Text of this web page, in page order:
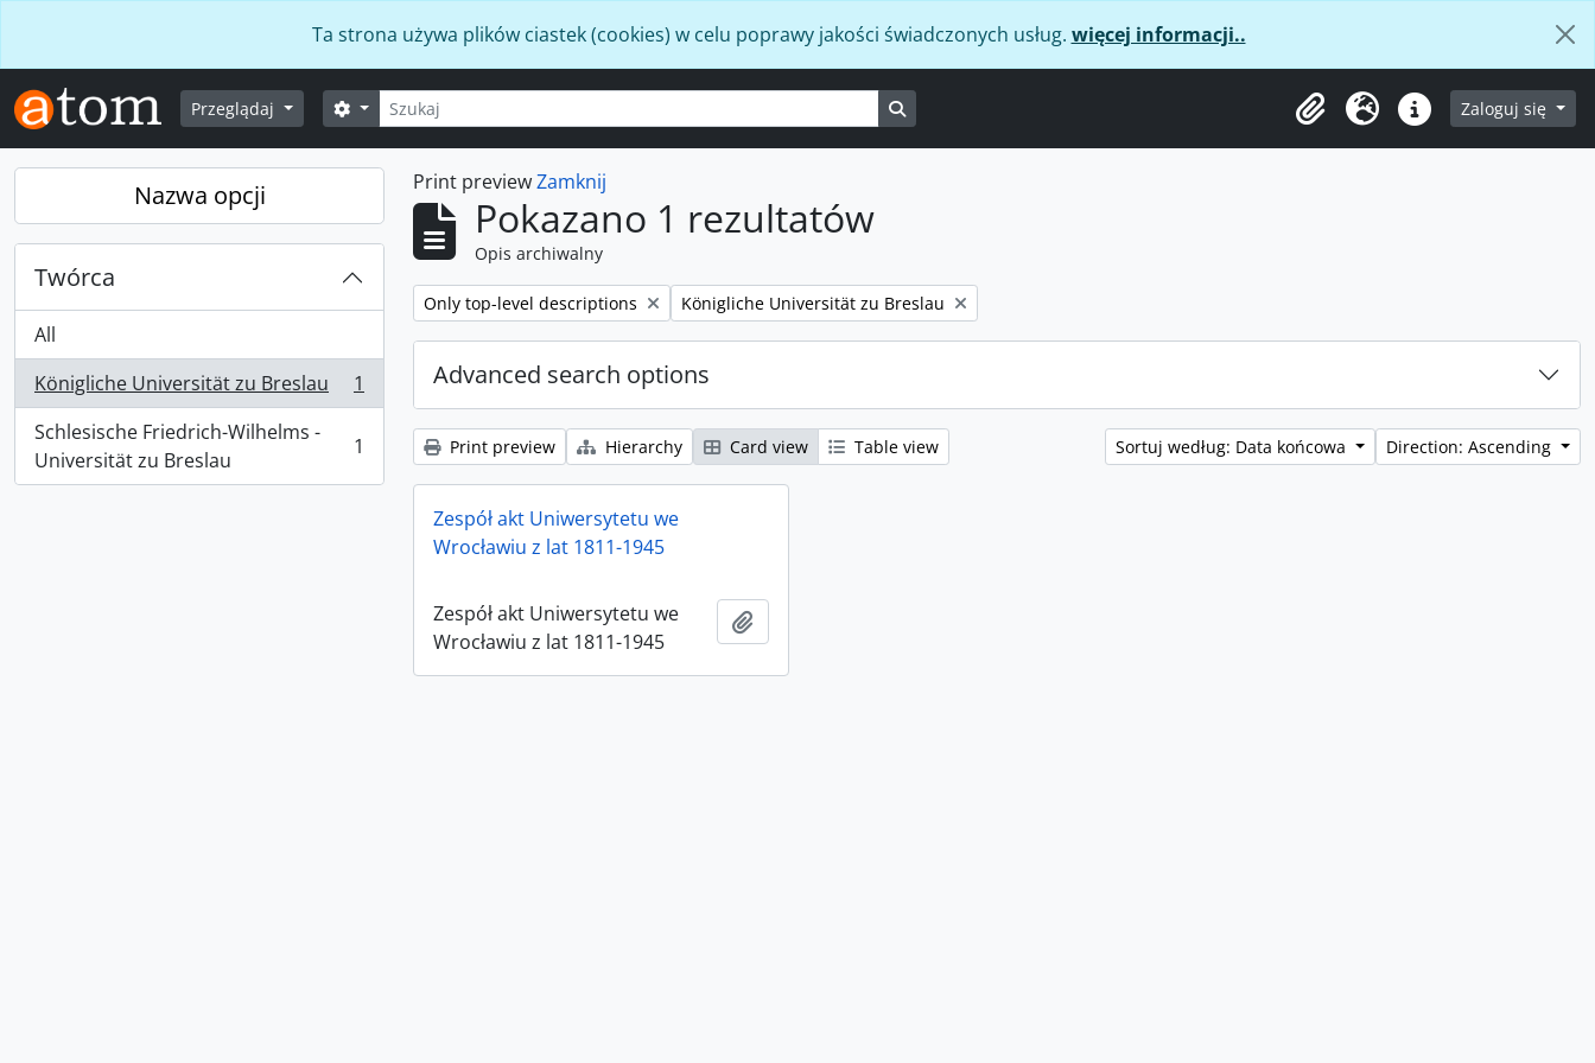
Ta strona używa plików ciastek (cookies) w celu poprawy jakości świadczonych usług. więcej informacji..
Przeglądaj Szukaj
Opcje wyszukiwania
Clipboard
Język Podręczne linki
Zaloguj się
Nazwa opcji
Twórca
All
Königliche Universität zu Breslau
, 1 results
1
Schlesische Friedrich-Wilhelms -
Universität zu Breslau
, 1 results 1
Print previewZamknij
Pokazano 1 rezultatów
Opis archiwalny
Remove filter:
Only top-level descriptions Remove filter:
Königliche Universität zu Breslau
Advanced search options
Print preview Hierarchy Card view Table view Sortuj według: Data końcowa Direction: Ascending
Zespół akt Uniwersytetu we
Wrocławiu z lat 1811-1945
Zespół akt Uniwersytetu we
Wrocławiu z lat 1811-1945